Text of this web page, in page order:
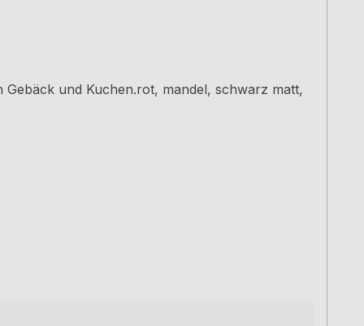
und Kuchen.rot, mandel, schwarz matt,